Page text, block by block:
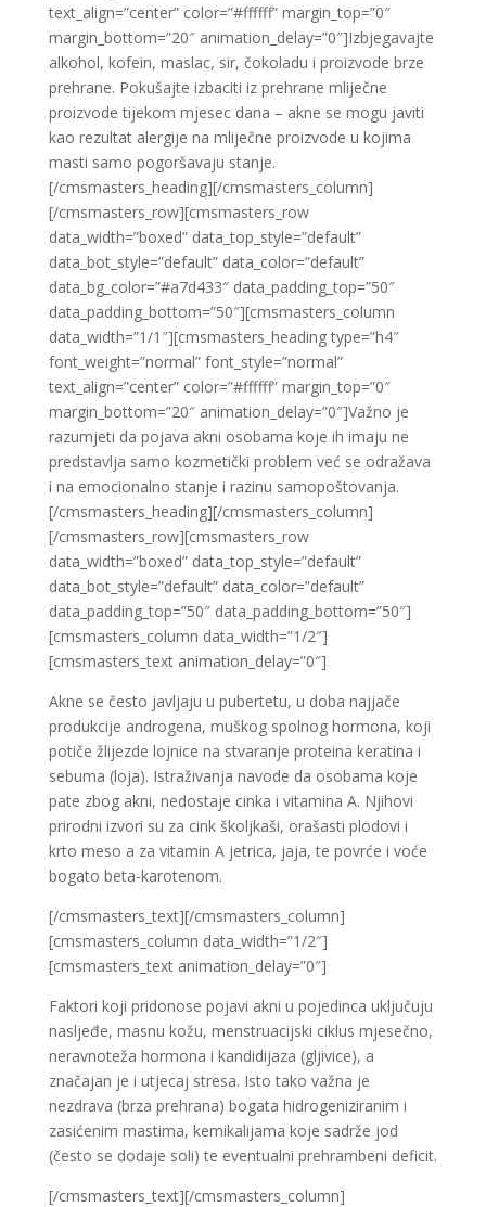
text_align=”center” color=”#ffffff” margin_top=”0″
margin_bottom=”20″ animation_delay=”0″]Izbjegavajte
alkohol, kofein, maslac, sir, čokoladu i proizvode brze
prehrane. Pokušajte izbaciti iz prehrane mliječne
proizvode tijekom mjesec dana – akne se mogu javiti
kao rezultat alergije na mliječne proizvode u kojima
masti samo pogoršavaju stanje.
[/cmsmasters_heading][/cmsmasters_column]
[/cmsmasters_row][cmsmasters_row
data_width=”boxed” data_top_style=”default”
data_bot_style=”default” data_color=”default”
data_bg_color=”#a7d433″ data_padding_top=”50″
data_padding_bottom=”50″][cmsmasters_column
data_width=”1/1″][cmsmasters_heading type=”h4″
font_weight=”normal” font_style=”normal”
text_align=”center” color=”#ffffff” margin_top=”0″
margin_bottom=”20″ animation_delay=”0″]Važno je
razumjeti da pojava akni osobama koje ih imaju ne
predstavlja samo kozmetički problem već se odražava
i na emocionalno stanje i razinu samopoštovanja.
[/cmsmasters_heading][/cmsmasters_column]
[/cmsmasters_row][cmsmasters_row
data_width=”boxed” data_top_style=”default”
data_bot_style=”default” data_color=”default”
data_padding_top=”50″ data_padding_bottom=”50″]
[cmsmasters_column data_width=”1/2″]
[cmsmasters_text animation_delay=”0″]
Akne se često javljaju u pubertetu, u doba najjače
produkcije androgena, muškog spolnog hormona, koji
potiče žlijezde lojnice na stvaranje proteina keratina i
sebuma (loja). Istraživanja navode da osobama koje
pate zbog akni, nedostaje cinka i vitamina A. Njihovi
prirodni izvori su za cink školjkaši, orašasti plodovi i
krto meso a za vitamin A jetrica, jaja, te povrće i voće
bogato beta-karotenom.
[/cmsmasters_text][/cmsmasters_column]
[cmsmasters_column data_width=”1/2″]
[cmsmasters_text animation_delay=”0″]
Faktori koji pridonose pojavi akni u pojedinca uključuju
nasljeđe, masnu kožu, menstruacijski ciklus mjesečno,
neravnoteža hormona i kandidijaza (gljivice), a
značajan je i utjecaj stresa. Isto tako važna je
nezdrava (brza prehrana) bogata hidrogeniziranim i
zasićenim mastima, kemikalijama koje sadrže jod
(često se dodaje soli) te eventualni prehrambeni deficit.
[/cmsmasters_text][/cmsmasters_column]